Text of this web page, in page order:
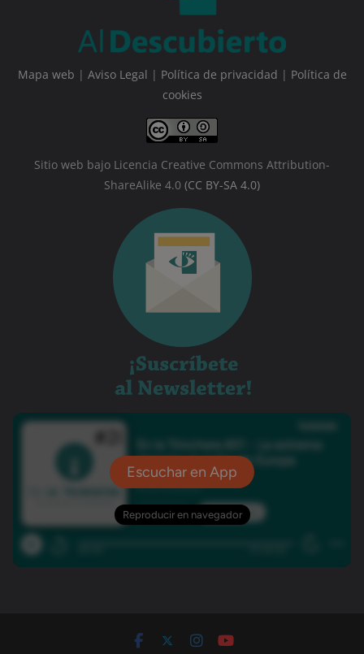
Mapa web | Aviso Legal | Política de privacidad | Política de
cookies
Sitio web bajo Licencia Creative Commons Attribution-
ShareAlike 4.0 (CC BY-SA 4.0)